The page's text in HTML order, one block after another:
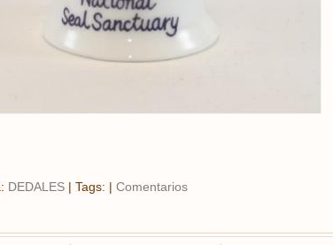
DEDALES| Tags: | Comentarios